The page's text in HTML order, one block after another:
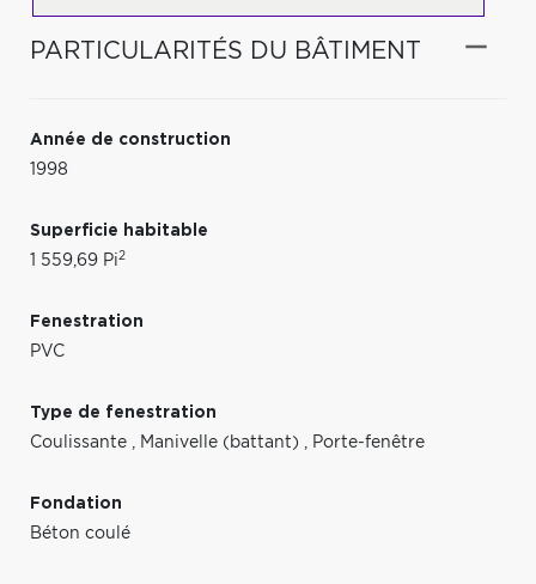
PARTICULARITÉS DU BÂTIMENT
Année de construction
1998
Superficie habitable
1 559,69 Pi2
Fenestration
PVC
Type de fenestration
Coulissante , Manivelle (battant) , Porte-fenêtre
Fondation
Béton coulé